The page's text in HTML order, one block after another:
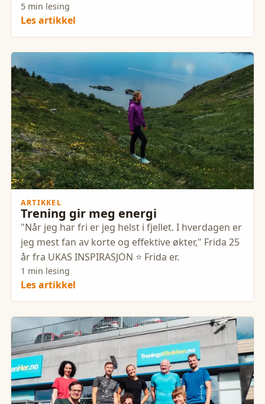
bedrift kan
5 min lesing
Les artikkel
ARTIKKEL
Trening gir meg energi
"Når jeg har fri er jeg helst i fjellet. I hverdagen er
jeg mest fan av korte og effektive økter," Frida 25
år fra UKAS INSPIRASJON ⭐️ Frida er.
1 min lesing
Les artikkel